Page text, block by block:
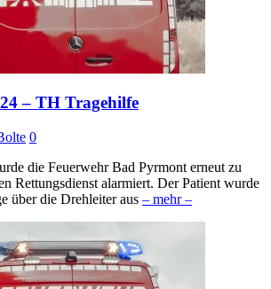
– TH Tragehilfe
0
die Feuerwehr Bad Pyrmont erneut zu
Rettungsdienst alarmiert. Der Patient wurde
über die Drehleiter aus – mehr –